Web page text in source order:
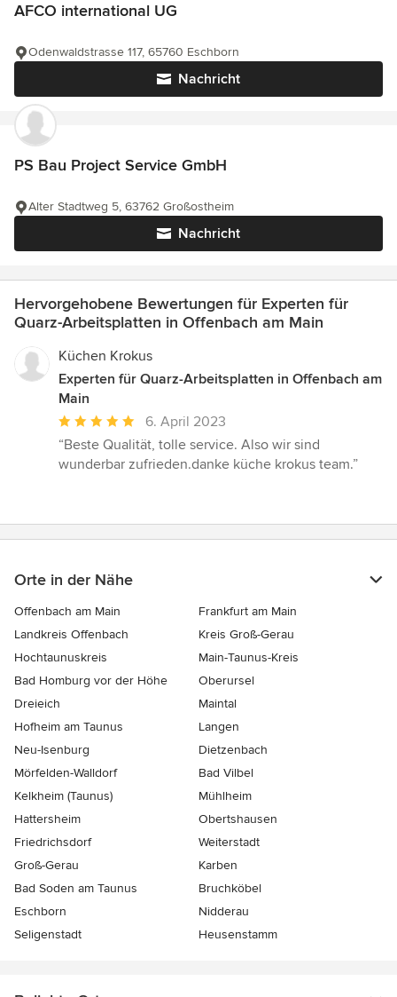
AFCO international UG
Nachricht
Odenwaldstrasse 117, 65760 Eschborn
PS Bau Project Service GmbH
Nachricht
Alter Stadtweg 5, 63762 Großostheim
Hervorgehobene Bewertungen für Experten für
Quarz-Arbeitsplatten in Offenbach am Main
Küchen Krokus
Experten für Quarz-Arbeitsplatten in Offenbach am
Main
Durchschnittliche
Bewertung:
5
6. April 2023
“Beste Qualität, tolle service. Also wir sind
wunderbar zufrieden.danke küche krokus team.”
Orte in der Nähe
Offenbach am Main
Frankfurt am Main
Landkreis Offenbach
Kreis Groß-Gerau
Hochtaunuskreis
Main-Taunus-Kreis
Bad Homburg vor der Höhe
Oberursel
Dreieich
Maintal
Hofheim am Taunus
Langen
Neu-Isenburg
Dietzenbach
Mörfelden-Walldorf
Bad Vilbel
Kelkheim (Taunus)
Mühlheim
Hattersheim
Obertshausen
Friedrichsdorf
Weiterstadt
Groß-Gerau
Karben
Bad Soden am Taunus
Bruchköbel
Eschborn
Nidderau
Seligenstadt
Heusenstamm